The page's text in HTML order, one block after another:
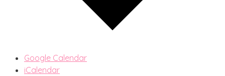
Google Calendar
iCalendar